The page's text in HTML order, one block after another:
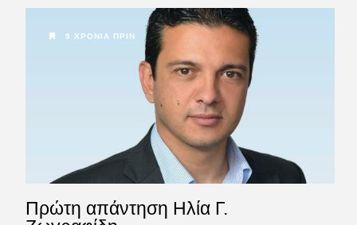
9 ΧΡΌΝΙΑ ΠΡΙΝ
Πρώτη απάντηση Ηλία Γ.